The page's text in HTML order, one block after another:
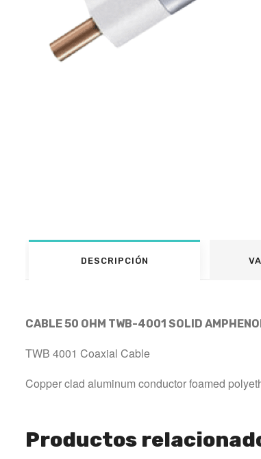
DESCRIPCIÓN
CABLE 50 OHM TWB-4001 SOLID
TWB 4001 Coaxial Cable
Copper clad aluminum conductor foamed
Productos